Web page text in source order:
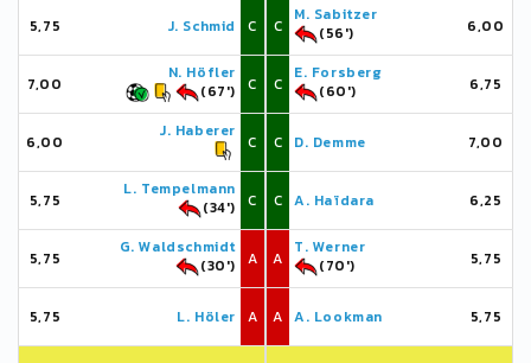
5,75 J. Schmid C
7,00
N. Höfler
(67')
C
6,00
J. Haberer
C
5,75
L. Tempelmann
(34')
C
5,75
G. Waldschmidt
(30')
A
5,75 L. Höler A
C
M. Sabitzer
(56')
6,00
C
E. Forsberg
(60')
6,75
C D. Demme 7,00
C A. Haïdara 6,25
A
T. Werner
(70')
5,75
A A. Lookman 5,75